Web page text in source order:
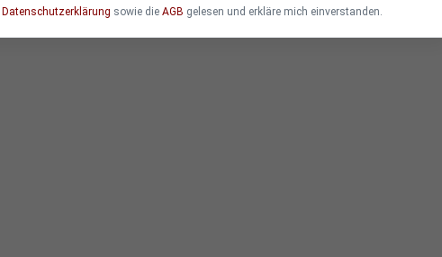
Datenschutzerklärung sowie die AGB gelesen und erkläre mich einverstanden.